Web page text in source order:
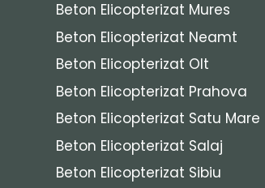
Beton Elicopterizat Mures
Beton Elicopterizat Neamt
Beton Elicopterizat Olt
Beton Elicopterizat Prahova
Beton Elicopterizat Satu Mare
Beton Elicopterizat Salaj
Beton Elicopterizat Sibiu